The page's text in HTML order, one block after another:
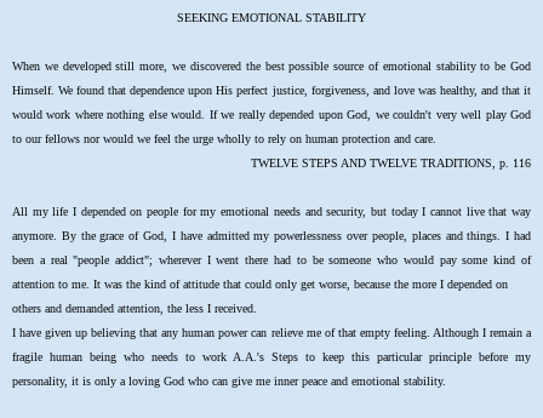
SEEKING EMOTIONAL STABILITY
When we developed still more, we discovered the best possible source of emotional stability to be God
Himself. We found that dependence upon His perfect justice, forgiveness, and love was healthy, and that it
would work where nothing else would. If we really depended upon God, we couldn't very well play God
to our fellows nor would we feel the urge wholly to rely on human protection and care.
TWELVE STEPS AND TWELVE TRADITIONS, p. 116
All my life I depended on people for my emotional needs and security, but today I cannot live that way
anymore. By the grace of God, I have admitted my powerlessness over people, places and things. I had
been a real "people addict"; wherever I went there had to be someone who would pay some kind of
attention to me. It was the kind of attitude that could only get worse, because the more I depended on
others and demanded attention, the less I received.
I have given up believing that any human power can relieve me of that empty feeling. Although I remain a
fragile human being who needs to work A.A.'s Steps to keep this particular principle before my
personality, it is only a loving God who can give me inner peace and emotional stability.